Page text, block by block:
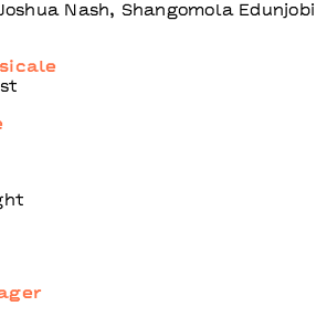
Nash, Shangomola Edunjobi